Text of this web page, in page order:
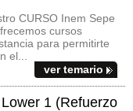
CURSO Inem Sepe
cursos
para permitirte
el...
ver temario
1 (Refuerzo